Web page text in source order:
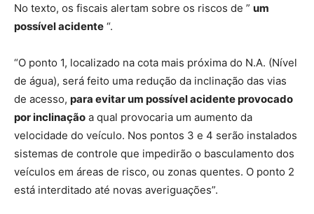
No texto, os fiscais alertam sobre os riscos de ” um
possível acidente “.
“O ponto 1, localizado na cota mais próxima do N.A. (Nível
de água), será feito uma redução da inclinação das vias
de acesso, para evitar um possível acidente provocado
por inclinação a qual provocaria um aumento da
velocidade do veículo. Nos pontos 3 e 4 serão instalados
sistemas de controle que impedirão o basculamento dos
veículos em áreas de risco, ou zonas quentes. O ponto 2
está interditado até novas averiguações”.